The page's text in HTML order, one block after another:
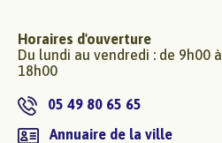
Horaires d'ouverture
Du lundi au vendredi : de 9h00
18h00
05 49 80 65 65
Annuaire de la ville